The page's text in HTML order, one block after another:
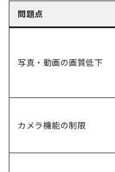
問題点
写真・動画の画質低下
カメラ機能の制限